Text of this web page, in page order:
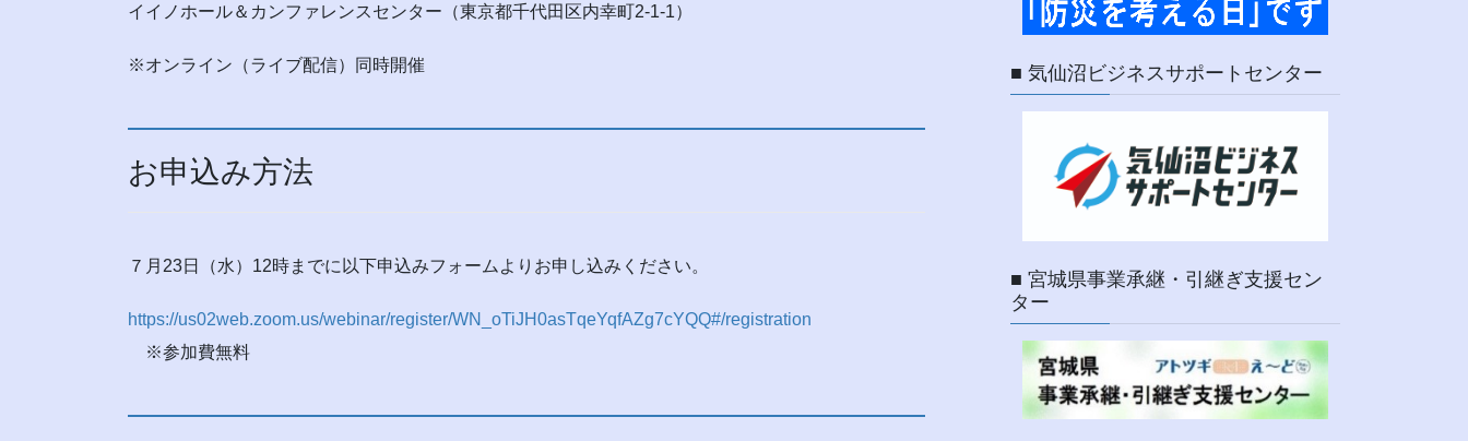
イイノホール＆カンファレンスセンター（東京都千代田区内幸町2-1-1）
※オンライン（ライブ配信）同時開催
お申込み方法
７月23日（水）12時までに以下申込みフォームよりお申し込みください。
https://us02web.zoom.us/webinar/register/WN_oTiJH0asTqeYqfAZg7cYQQ#/registration
※参加費無料
■ 気仙沼ビジネスサポートセンター
■ 宮城県事業承継・引継ぎ支援セン
ター